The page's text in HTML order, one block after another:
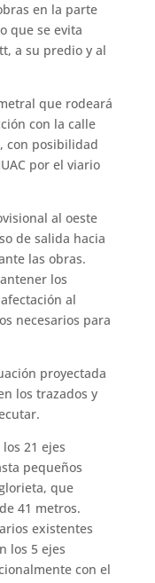
en la parte
que se evita
a su predio y al
que rodeará
con la calle
con posibilidad
por el viario
al oeste
de salida hacia
las obras.
los
al
necesarios para
proyectada
los trazados y
21 ejes
pequeños
que
41 metros.
existentes
los 5 ejes
con el